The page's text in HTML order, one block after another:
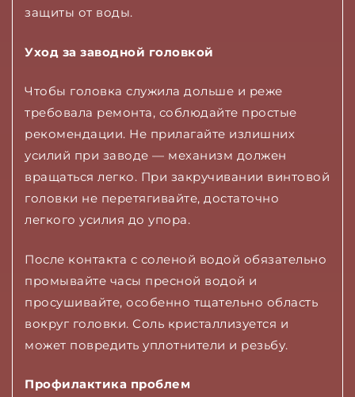
защиты от воды.
Уход за заводной головкой
Чтобы головка служила дольше и реже
требовала ремонта, соблюдайте простые
рекомендации. Не прилагайте излишних
усилий при заводе — механизм должен
вращаться легко. При закручивании винтовой
головки не перетягивайте, достаточно
легкого усилия до упора.
После контакта с соленой водой обязательно
промывайте часы пресной водой и
просушивайте, особенно тщательно область
вокруг головки. Соль кристаллизуется и
может повредить уплотнители и резьбу.
Профилактика проблем